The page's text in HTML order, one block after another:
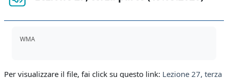
WMA
Per visualizzare il file, fai click su questo link: Lezione 27, terza